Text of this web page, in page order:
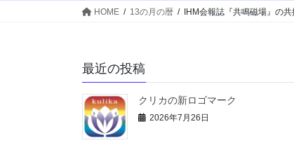
HOME 13の月の暦 IHM会報誌『共鳴磁場』の共
最近の投稿
クリカの新ロゴマーク
2026年7月26日